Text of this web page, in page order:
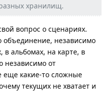
хранилищ.
вопрос о сценариях.
объединение, независимо
в альбомах, на карте, в
независимо от
еще какие-то сложные
текущих не хватает и